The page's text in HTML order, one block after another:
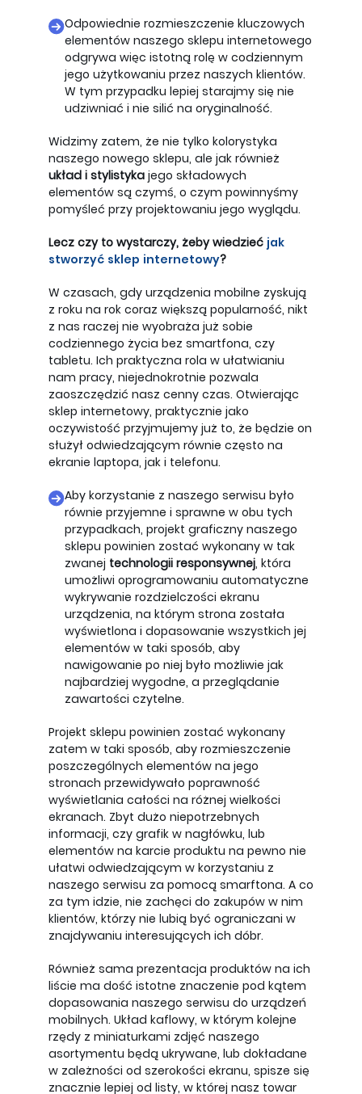
Odpowiednie rozmieszczenie kluczowych
elementów naszego sklepu internetowego
odgrywa więc istotną rolę w codziennym
jego użytkowaniu przez naszych klientów.
W tym przypadku lepiej starajmy się nie
udziwniać i nie silić na oryginalność.
Widzimy zatem, że nie tylko kolorystyka
naszego nowego sklepu, ale jak również
układ i stylistyka jego składowych
elementów są czymś, o czym powinnyśmy
pomyśleć przy projektowaniu jego wyglądu.
Lecz czy to wystarczy, żeby wiedzieć jak
stworzyć sklep internetowy?
W czasach, gdy urządzenia mobilne zyskują
z roku na rok coraz większą popularność, nikt
z nas raczej nie wyobraża już sobie
codziennego życia bez smartfona, czy
tabletu. Ich praktyczna rola w ułatwianiu
nam pracy, niejednokrotnie pozwala
zaoszczędzić nasz cenny czas. Otwierając
sklep internetowy, praktycznie jako
oczywistość przyjmujemy już to, że będzie on
służył odwiedzającym równie często na
ekranie laptopa, jak i telefonu.
Aby korzystanie z naszego serwisu było
równie przyjemne i sprawne w obu tych
przypadkach, projekt graficzny naszego
sklepu powinien zostać wykonany w tak
zwanej technologii responsywnej, która
umożliwi oprogramowaniu automatyczne
wykrywanie rozdzielczości ekranu
urządzenia, na którym strona została
wyświetlona i dopasowanie wszystkich jej
elementów w taki sposób, aby
nawigowanie po niej było możliwie jak
najbardziej wygodne, a przeglądanie
zawartości czytelne.
Projekt sklepu powinien zostać wykonany
zatem w taki sposób, aby rozmieszczenie
poszczególnych elementów na jego
stronach przewidywało poprawność
wyświetlania całości na różnej wielkości
ekranach. Zbyt dużo niepotrzebnych
informacji, czy grafik w nagłówku, lub
elementów na karcie produktu na pewno nie
ułatwi odwiedzającym w korzystaniu z
naszego serwisu za pomocą smarftona. A co
za tym idzie, nie zachęci do zakupów w nim
klientów, którzy nie lubią być ograniczani w
znajdywaniu interesujących ich dóbr.
Również sama prezentacja produktów na ich
liście ma dość istotne znaczenie pod kątem
dopasowania naszego serwisu do urządzeń
mobilnych. Układ kaflowy, w którym kolejne
rzędy z miniaturkami zdjęć naszego
asortymentu będą ukrywane, lub dokładane
w zależności od szerokości ekranu, spisze się
znacznie lepiej od listy, w której nasz towar